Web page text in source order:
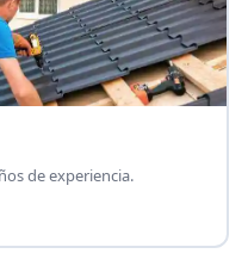
de experiencia.